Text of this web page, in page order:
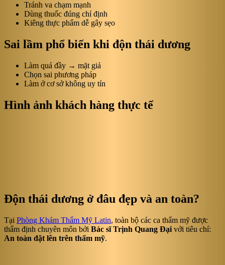
Tránh va chạm mạnh
Dùng thuốc đúng chỉ định
Kiêng thực phẩm dễ gây sẹo
Sai lầm phổ biến khi độn thái dương
Làm quá đầy → mặt giả
Chọn sai phương pháp
Làm ở cơ sở không uy tín
Hình ảnh khách hàng thực tế
Độn thái dương ở đâu đẹp và an toàn?
Tại Phòng Khám Thẩm Mỹ Latin, toàn bộ các ca thẩm mỹ được
thẩm định chuyên môn bởi Bác sĩ Trịnh Quang Đại với tiêu chí:
An toàn đặt lên trên thẩm mỹ.